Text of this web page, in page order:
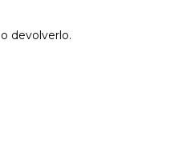
devolverlo.